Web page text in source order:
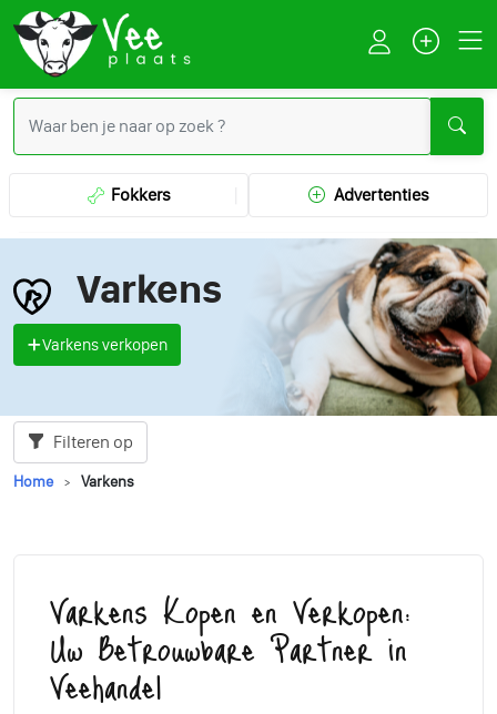
Fokkers Advertenties
Varkens
Varkens verkopen
Filteren op
Home Varkens
Varkens Kopen en Verkopen:
Uw Betrouwbare Partner in
Veehandel